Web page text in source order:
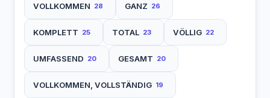
VOLLKOMMEN 28 GANZ 26
KOMPLETT 25 TOTAL 23 VÖLLIG 22
UMFASSEND 20 GESAMT 20
VOLLKOMMEN, VOLLSTÄNDIG 19